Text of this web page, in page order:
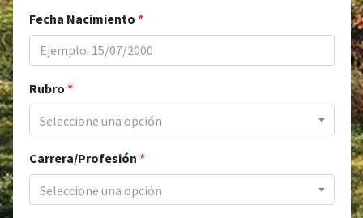
Fecha Nacimiento *
Rubro *
Seleccione una opción
Carrera/Profesión *
Seleccione una opción